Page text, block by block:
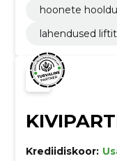
hoonete
lahendused
Krediidiskoor: